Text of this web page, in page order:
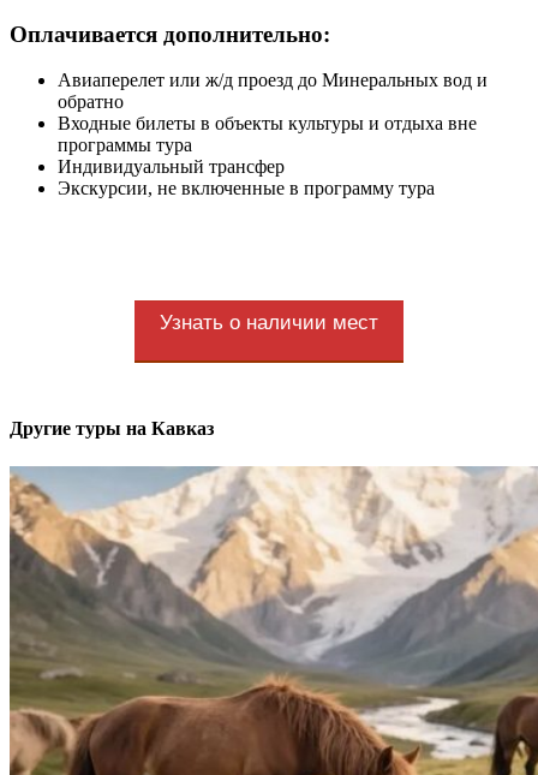
Оплачивается дополнительно:
Авиаперелет или ж/д проезд до Минеральных вод и
обратно
Входные билеты в объекты культуры и отдыха вне
программы тура
Индивидуальный трансфер
Экскурсии, не включенные в программу тура
Узнать о наличии мест
Другие туры на Кавказ